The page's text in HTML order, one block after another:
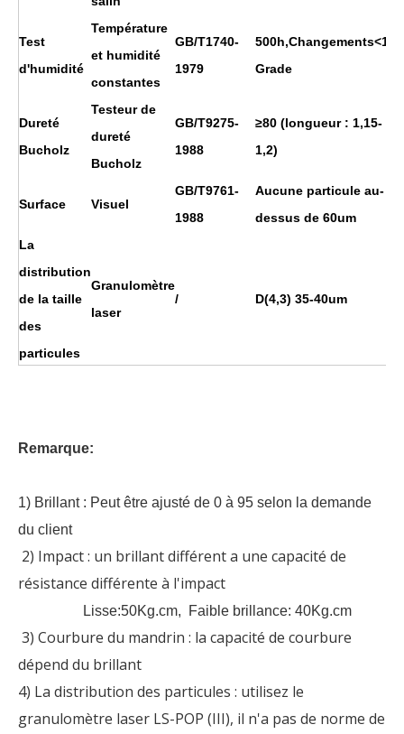
Test
d'humidité
Température
et humidité
constantes
GB/T1740-
1979
500h,Changements<1
Grade
Dureté
Bucholz
Testeur de
dureté
Bucholz
GB/T9275-
1988
≥80 (longueur : 1,15-
1,2)
Surface Visuel
GB/T9761-
1988
Aucune particule au-
dessus de 60um
La
distribution
de la taille
des
particules
Granulomètre
laser
/ D(4,3) 35-40um
Remarque:
1) Brillant : Peut être ajusté de 0 à 95 selon la demande
du client
2) Impact : un brillant différent a une capacité de
résistance différente à l'impact
Lisse:50Kg.cm, Faible brillance: 40Kg.cm
3) Courbure du mandrin : la capacité de courbure
dépend du brillant
4) La distribution des particules : utilisez le
granulomètre laser LS-POP (III), il n'a pas de norme de